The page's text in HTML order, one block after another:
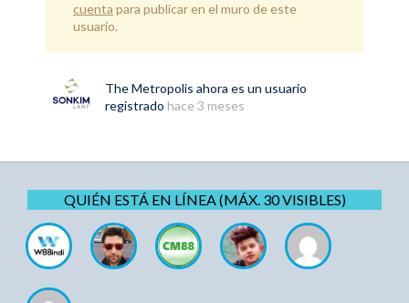
cuenta para publicar en el muro de este
usuario.
The Metropolis ahora es un usuario
registrado hace 3 meses
QUIÉN ESTÁ EN LÍNEA (MÁX. 30 VISIBLES)